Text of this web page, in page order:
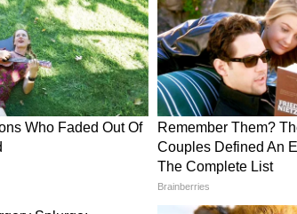
और आंधी की चेतावनी है। पूर्वी बिहार के
के धनबाद, बोकारो, रांची, पलामू, दुमका,
से 70 किमी की रफ्तार से हवाएं चल सकती हैं।
कश्मीर में कल मौसम कैसा रहेगा?
और चमोली जैसे जिलों में भारी बारिश